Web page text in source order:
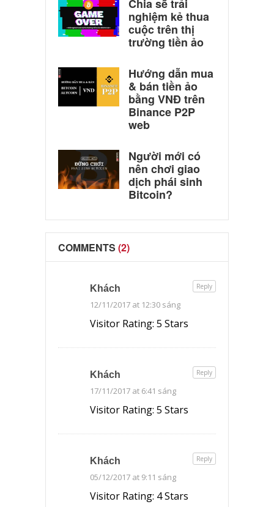
Chia sẽ trải
nghiệm kẻ thua
cuộc trên thị
trường tiền ảo
Hướng dẫn mua
& bán tiền ảo
bằng VNĐ trên
Binance P2P
web
Người mới có
nên chơi giao
dịch phái sinh
Bitcoin?
COMMENTS (2)
Khách
12/11/2017 at 12:30 sáng
Visitor Rating: 5 Stars
Reply
Khách
17/11/2017 at 6:41 sáng
Visitor Rating: 5 Stars
Reply
Khách
05/12/2017 at 9:11 sáng
Visitor Rating: 4 Stars
Reply